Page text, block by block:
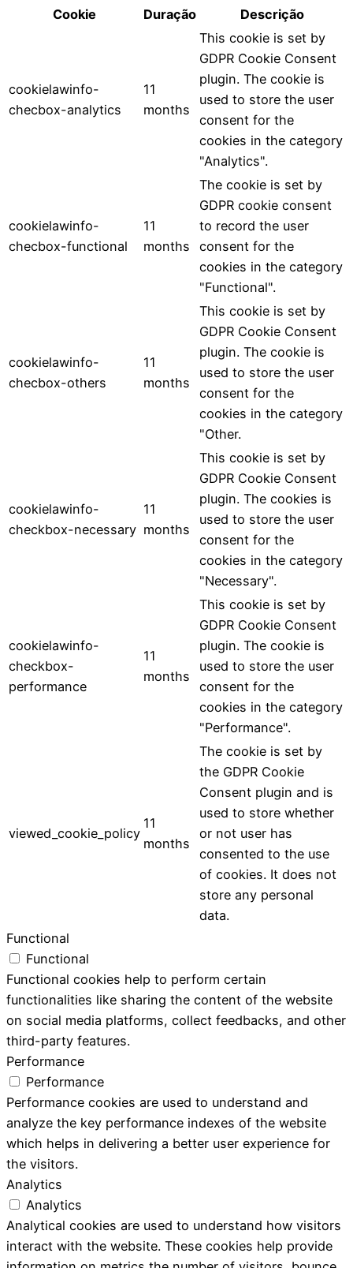
Cookie
Duração Descrição
cookielawinfo-
checbox-analytics
11
months
This cookie is set by
GDPR Cookie Consent
plugin. The cookie is
used to store the user
consent for the
cookies in the category
"Analytics".
cookielawinfo-
checbox-functional
11
months
The cookie is set by
GDPR cookie consent
to record the user
consent for the
cookies in the category
"Functional".
cookielawinfo-
checbox-others
11
months
This cookie is set by
GDPR Cookie Consent
plugin. The cookie is
used to store the user
consent for the
cookies in the category
"Other.
cookielawinfo-
checkbox-necessary
11
months
This cookie is set by
GDPR Cookie Consent
plugin. The cookies is
used to store the user
consent for the
cookies in the category
"Necessary".
cookielawinfo-
checkbox-
performance
11
months
This cookie is set by
GDPR Cookie Consent
plugin. The cookie is
used to store the user
consent for the
cookies in the category
"Performance".
viewed_cookie_policy
11
months
The cookie is set by
the GDPR Cookie
Consent plugin and is
used to store whether
or not user has
consented to the use
of cookies. It does not
store any personal
data.
Functional
Functional
Functional cookies help to perform certain
functionalities like sharing the content of the website
on social media platforms, collect feedbacks, and other
third-party features.
Performance
Performance
Performance cookies are used to understand and
analyze the key performance indexes of the website
which helps in delivering a better user experience for
the visitors.
Analytics
Analytics
Analytical cookies are used to understand how visitors
interact with the website. These cookies help provide